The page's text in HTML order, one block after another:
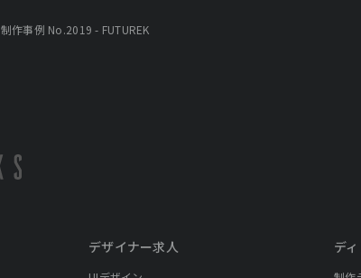
制作事例 No.2019 - FUTUREK
デザイナー求人 デ